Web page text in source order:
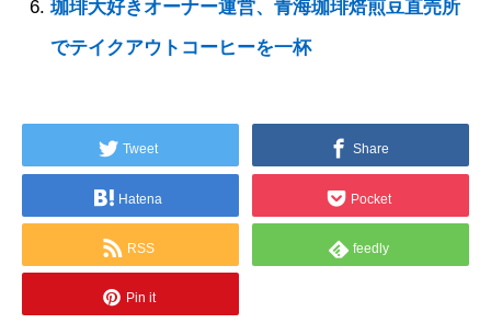
珈琲大好きオーナー運営、青海珈琲焙煎豆直売所
でテイクアウトコーヒーを一杯
Tweet Share
Hatena Pocket
RSS feedly
Pin it